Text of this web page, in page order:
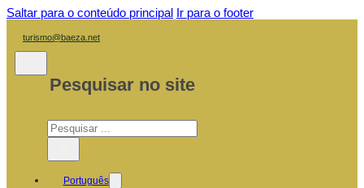
Saltar para o conteúdo principal Ir para o footer
turismo@baeza.net
Pesquisar no site
Pesquisar
Português